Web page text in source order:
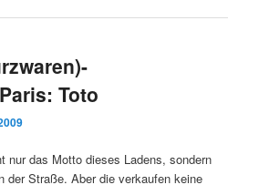
Toto
nur das Motto dieses Ladens, sondern
der Straße. Aber die verkaufen keine